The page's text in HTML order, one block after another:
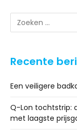
Recente
Een veiligere
Q-Lon tochtstrip:
met laagste